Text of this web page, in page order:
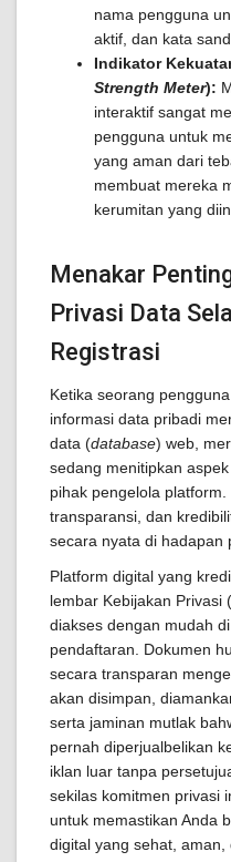
nama pengguna
aktif, dan kata
Indikator
Strength Meter):
interaktif sangat
pengguna untuk
yang aman dari
membuat mereka
kerumitan yang
Menakar
Privasi Data
Registrasi
Ketika seorang
informasi data pribadi
data (database) web,
sedang menitipkan
pihak pengelola platform.
transparansi, dan
secara nyata di hadapan
Platform digital yang
lembar Kebijakan Privasi (
diakses dengan mudah
pendaftaran. Dokumen
secara transparan
akan disimpan,
serta jaminan mutlak
pernah diperjualbelikan
iklan luar tanpa
sekilas komitmen privasi
untuk memastikan Anda
digital yang sehat, aman,